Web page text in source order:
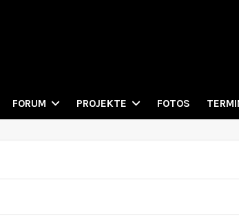
FORUM PROJEKTE FOTOS